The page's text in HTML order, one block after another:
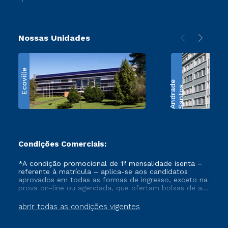
Nossas Unidades
Ecoville
S
a
n
t
o
s
A
n
d
r
a
d
e
Condições Comerciais:
abrir todas as condições vigentes
*A condição promocional de 1ª mensalidade isenta –
referente à matrícula – aplica-se aos candidatos
aprovados em todas as formas de ingresso, exceto na
prova on-line ou agendada, que ofertam bolsas de até
vigente, que ainda não tenham efetivado e/ou não
tenham cancelado ou trancado sua matrícula em uma